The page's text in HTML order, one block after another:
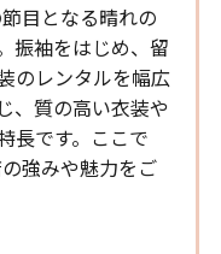
目となる晴れの
振袖をはじめ、留
のレンタルを幅広
、質の高い衣装や
長です。ここで
強みや魅力をご